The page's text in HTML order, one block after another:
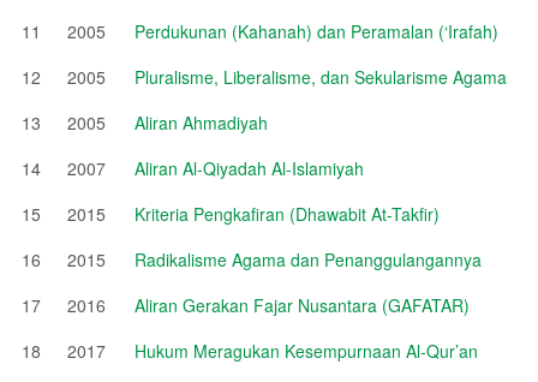
11
2005
Perdukunan (Kahanah) dan Peramalan (‘Irafah)
12
2005
Pluralisme, Liberalisme, dan Sekularisme Agama
13
2005
Aliran Ahmadiyah
14
2007
Aliran Al-Qiyadah Al-Islamiyah
15
2015
Kriteria Pengkafiran (Dhawabit At-Takfir)
16
2015
Radikalisme Agama dan Penanggulangannya
17
2016
Aliran Gerakan Fajar Nusantara (GAFATAR)
18
2017
Hukum Meragukan Kesempurnaan Al-Qur’an